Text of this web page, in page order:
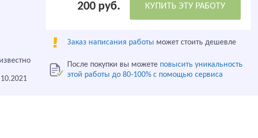
200 руб. КУПИТЬ ЭТУ РАБОТУ
Заказ написания работы может стоить дешевле
После покупки вы можете повысить уникальность
этой работы до 80-100% с помощью сервиса